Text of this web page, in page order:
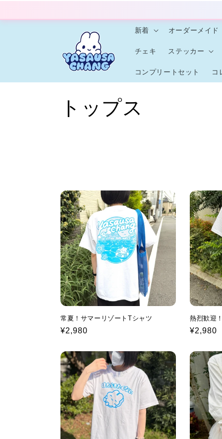
新着 オーダーメイド
チェキ ステッカー
コンプリートセット コ
C
l
e
c
t
i
o
n
:
トップス
常夏！サマーリゾートTシャツ
Regular
¥2,980
熱烈歓迎
Regular
¥2,980